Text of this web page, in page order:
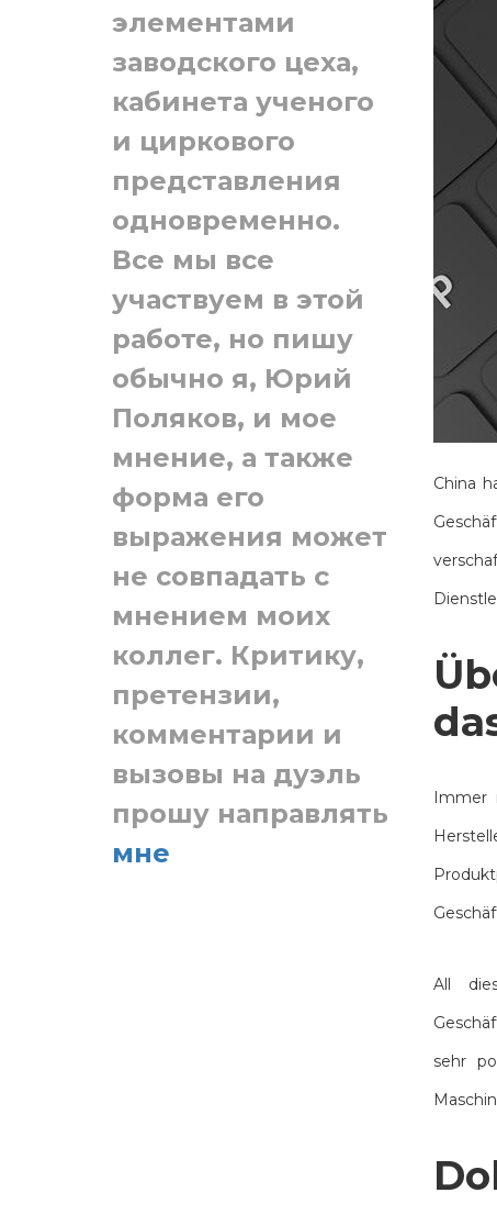
China
Immer
All
sehr
элементами
заводского цеха,
кабинета ученого
и циркового
представления
одновременно.
Все мы все
участвуем в этой
работе, но пишу
обычно я, Юрий
Поляков, и мое
мнение, а также
форма его
выражения может
не совпадать с
мнением моих
коллег. Критику,
претензии,
комментарии и
вызовы на дуэль
прошу направлять
мне